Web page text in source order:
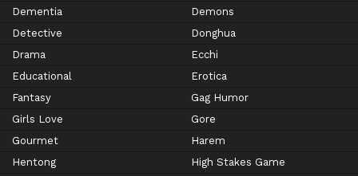
Dementia
Demons
Detective
Donghua
Drama
Ecchi
Educational
Erotica
Fantasy
Gag Humor
Girls Love
Gore
Gourmet
Harem
Hentong
High Stakes Game